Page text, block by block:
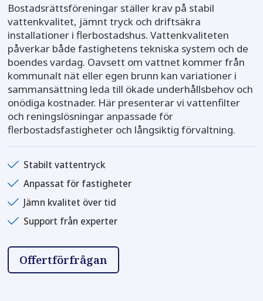
Bostadsrättsföreningar ställer krav på stabil
vattenkvalitet, jämnt tryck och driftsäkra
installationer i flerbostadshus. Vattenkvaliteten
påverkar både fastighetens tekniska system och de
boendes vardag. Oavsett om vattnet kommer från
kommunalt nät eller egen brunn kan variationer i
sammansättning leda till ökade underhållsbehov och
onödiga kostnader. Här presenterar vi vattenfilter
och reningslösningar anpassade för
flerbostadsfastigheter och långsiktig förvaltning.
Stabilt vattentryck
Anpassat för fastigheter
Jämn kvalitet över tid
Support från experter
Offertförfrågan